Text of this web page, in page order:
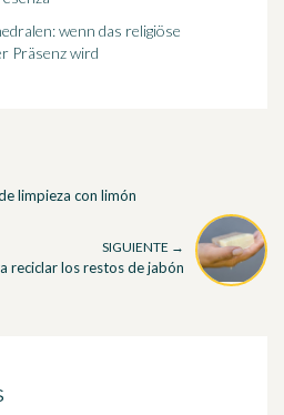
wenn das religiöse
Präsenz wird
limpieza con limón
SIGUIENTE →
reciclar los restos de jabón